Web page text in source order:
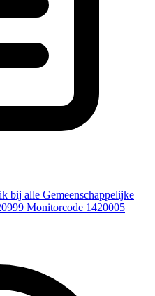
bij alle Gemeenschappelijke
Monitorcode 1420005